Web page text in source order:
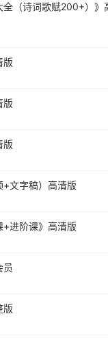
全（诗词歌赋200+）》
版
版
版
文字稿）高清版
进阶课》高清版
员
版